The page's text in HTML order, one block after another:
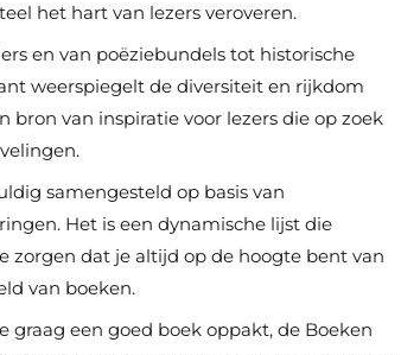
het hart van lezers veroveren.
en van poëziebundels tot historische
weerspiegelt de diversiteit en rijkdom
bron van inspiratie voor lezers die op zoek
samengesteld op basis van
Het is een dynamische lijst die
dat je altijd op de hoogte bent van
van boeken.
graag een goed boek oppakt, de Boeken